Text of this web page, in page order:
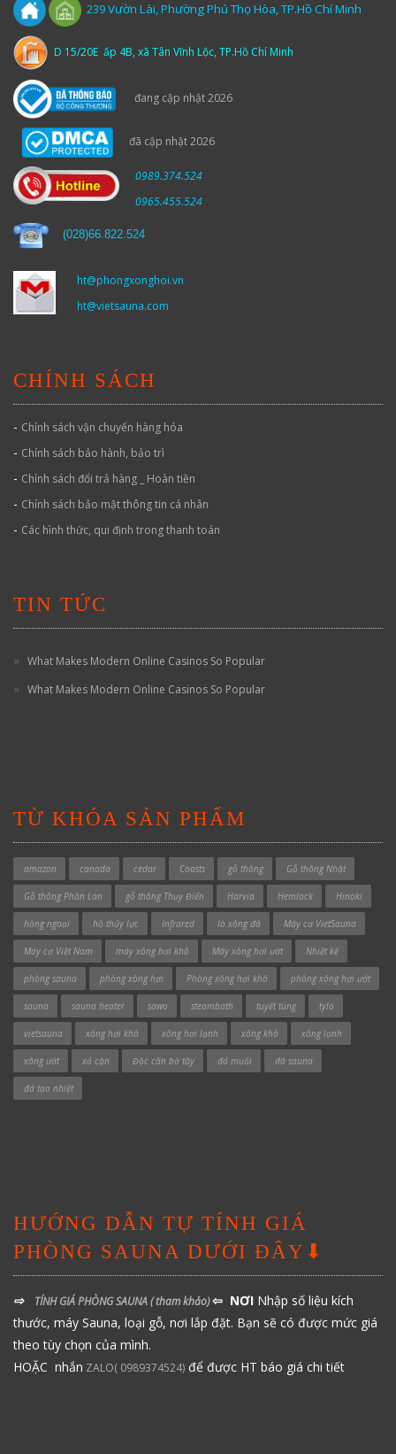
239Vườn Lài,Phường Phú Thọ Hòa, TP.Hồ Chí Minh
D 15/20E ấp 4B, xã Tân Vĩnh Lộc, TP.Hồ Chí Minh
đang cập nhật 2026
đã cập nhật 2026
0989.374.524
0965.455.524
(028)66.822.524
ht@phongxonghoi.vn
ht@vietsauna.com
CHÍNH SÁCH
- Chính sách vận chuyển hàng hóa
- Chính sách bảo hành, bảo trì
- Chính sách đổi trả hàng _ Hoàn tiền
- Chính sách bảo mật thông tin cá nhân
- Các hình thức, qui định trong thanh toán
TIN TỨC
What Makes Modern Online Casinos So Popular
What Makes Modern Online Casinos So Popular
TỪ KHÓA SẢN PHẨM
amazon canada cedar Coasts gỗ thông Gỗ thông Nhật
Gỗ thông Phần Lan gỗ thông Thụy Điển Harvia Hemlock Hinoki
hồng ngoại hồ thủy lực Infrared lò xông đá Máy cơ VietSauna
Máy cơ Việt Nam máy xông hơi khô Máy xông hơi ướt Nhiệt kế
phòng sauna phòng xông hơi Phòng xông hơi khô phòng xông hơi ướt
sauna sauna heater sawo steambath tuyết tùng tylo
vietsauna xông hơi khô xông hơi lạnh xông khô xông lạnh
xông ướt xả cặn Độc cần bờ tây đá muối đá sauna
đá tạo nhiệt
HƯỚNG DẪN TỰ TÍNH GIÁ
PHÒNG SAUNA DƯỚI ĐÂY⬇
⇨ TÍNH GIÁ PHÒNG SAUNA( tham khảo)⇦ NƠI Nhập số liệu kích
thước, máy Sauna, loại gỗ, nơi lắp đặt. Bạn sẽ có được mức giá
theo tùy chọn của mình.
HOẶC nhắn ZALO( 0989374524) để được HT báo giá chi tiết